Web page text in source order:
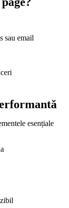
sau email
esențiale